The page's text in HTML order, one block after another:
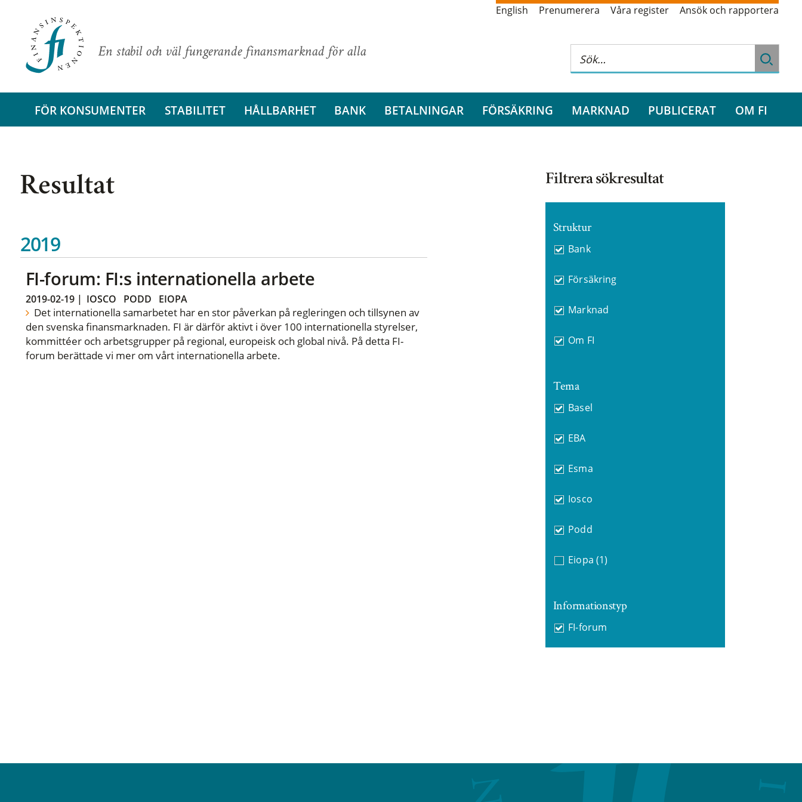
En stabil och väl fungerande finansmarknad för alla
English Prenumerera Våra register Ansök och rapportera
FÖR KONSUMENTER STABILITET HÅLLBARHET BANK BETALNINGAR FÖRSÄKRING MARKNAD PUBLICERAT OM FI
Resultat
2019
FI-forum: FI:s internationella arbete
2019-02-19| IOSCO PODD EIOPA
Det internationella samarbetet har en stor påverkan på regleringen och tillsynen av
den svenska finansmarknaden. FI är därför aktivt i över 100 internationella styrelser,
kommittéer och arbetsgrupper på regional, europeisk och global nivå. På detta FI-
forum berättade vi mer om vårt internationella arbete.
Filtrera sökresultat
Struktur
Bank
Försäkring
Marknad
Om FI
Tema
Basel
EBA
Esma
Iosco
Podd
Eiopa (1)
Informationstyp
FI-forum